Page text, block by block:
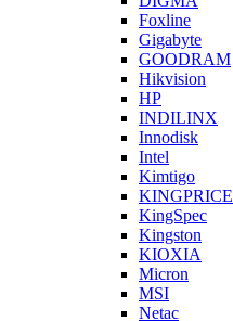
Foxline
Gigabyte
GOODRAM
Hikvision
HP
INDILINX
Innodisk
Intel
Kimtigo
KINGPRICE
KingSpec
Kingston
KIOXIA
Micron
MSI
Netac